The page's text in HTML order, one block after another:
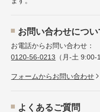
お問い合わせについ
お電話からお問い合わせ：
0120-56-0213 （月-土 9:00-
フォームからお問い合わせ
よくあるご質問